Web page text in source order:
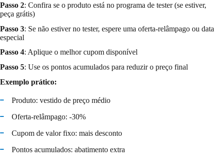
Passo 2: Confira se o produto está no programa de tester (se estiver,
peça grátis)
Passo 3: Se não estiver no tester, espere uma oferta-relâmpago ou data
especial
Passo 4: Aplique o melhor cupom disponível
Passo 5: Use os pontos acumulados para reduzir o preço final
Exemplo prático:
Produto: vestido de preço médio
Oferta-relâmpago: -30%
Cupom de valor fixo: mais desconto
Pontos acumulados: abatimento extra